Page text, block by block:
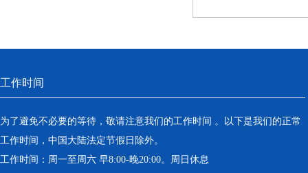
工作时间
为了避免不必要的等待，敬请注意我们的工作时间 。以下是我们的正常
工作时间，中国大陆法定节假日除外。
工作时间：周一至周六 早8:00-晚20:00。周日休息